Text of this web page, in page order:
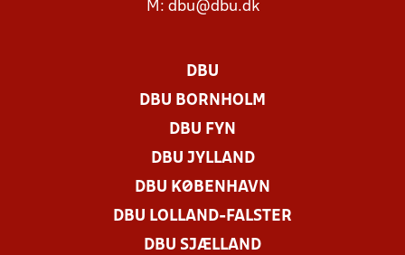
M: dbu@dbu.dk
DBU
DBU BORNHOLM
DBU FYN
DBU JYLLAND
DBU KØBENHAVN
DBU LOLLAND-FALSTER
DBU SJÆLLAND